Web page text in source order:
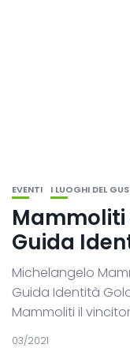
EVENTI I LUOGHI DEL
Mammoliti
Guida
Michelangelo
Guida Identità
Mammoliti il
03/2021